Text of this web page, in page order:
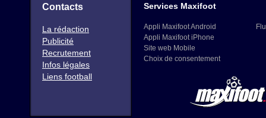
Contacts
La rédaction
Publicité
Recrutement
Infos légales
Liens football
Services Maxifoot
Appli Maxifoot Android
Appli Maxifoot iPhone
Site web Mobile
Choix de consentement